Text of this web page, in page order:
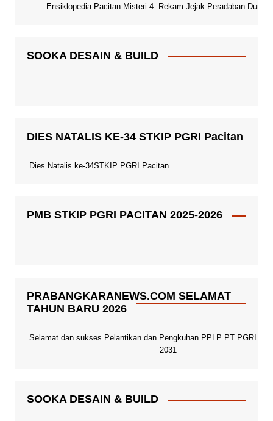
Ensiklopedia Pacitan Misteri 4: Rekam Jejak Peradaban Dunia
SOOKA DESAIN & BUILD
DIES NATALIS KE-34 STKIP PGRI Pacitan
Dies Natalis ke-34STKIP PGRI Pacitan
PMB STKIP PGRI PACITAN 2025-2026
PRABANGKARANEWS.COM SELAMAT
TAHUN BARU 2026
Selamat dan sukses Pelantikan dan Pengkuhan PPLP PT PGRI
2031
SOOKA DESAIN & BUILD